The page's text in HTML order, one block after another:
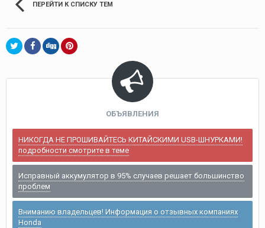
ПЕРЕЙТИ К СПИСКУ ТЕМ
ОБЪЯВЛЕНИЯ
НИКОГДА НЕ ПРОШИВАЙТЕСЬ КИТАЙСКИМИ USB-ШНУРКАМИ!
подробности смотрите в теме
Исправный аккумулятор в 95% случаев решает большинство
проблем
Вниманию владельцев! Информация о отзывных компаниях
Honda